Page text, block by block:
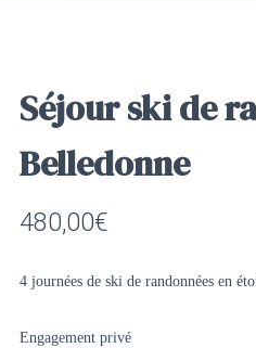
Séjour ski de
Belledonne
480,00€
4 journées de ski de randonnées en
Engagement privé